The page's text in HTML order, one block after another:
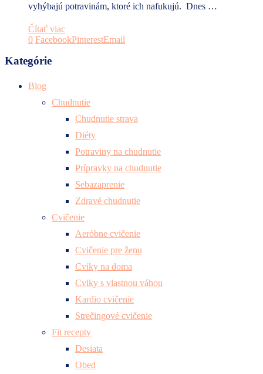
vyhýbajú potravinám, ktoré ich nafukujú. Dnes …
Čítať viac
0 FacebookPinterestEmail
Kategórie
Blog
Chudnutie
Chudnutie strava
Diéty
Potraviny na chudnutie
Prípravky na chudnutie
Sebazaprenie
Zdravé chudnutie
Cvičenie
Aeróbne cvičenie
Cvičenie pre ženu
Cviky na doma
Cviky s vlastnou váhou
Kardio cvičenie
Strečingové cvičenie
Fit recepty
Desiata
Obed